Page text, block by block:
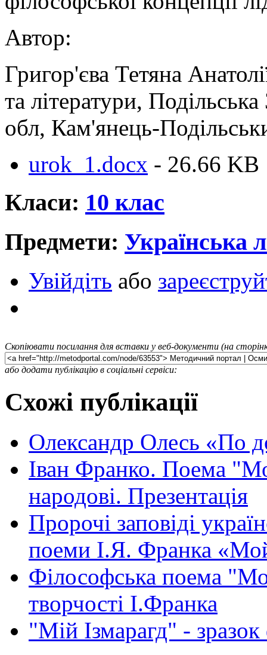
Автор:
Григор'єва Тетяна
та літератури,
обл, Кам'янець-
urok_1.docx - 26.66 KB
Класи: 10 клас
Предмети: Українська
Увійдіть або
Скопіювати посилання для вставки у веб-документи (на
або додати публікацію в соціальні сервіси:
Схожі публікації
Олександр Олесь «По
Іван Франко. Поема
народові. Презентація
Пророчі заповіді
поеми І.Я. Франка
Філософська поема
творчості І.Франка
"Мій Ізмарагд" -